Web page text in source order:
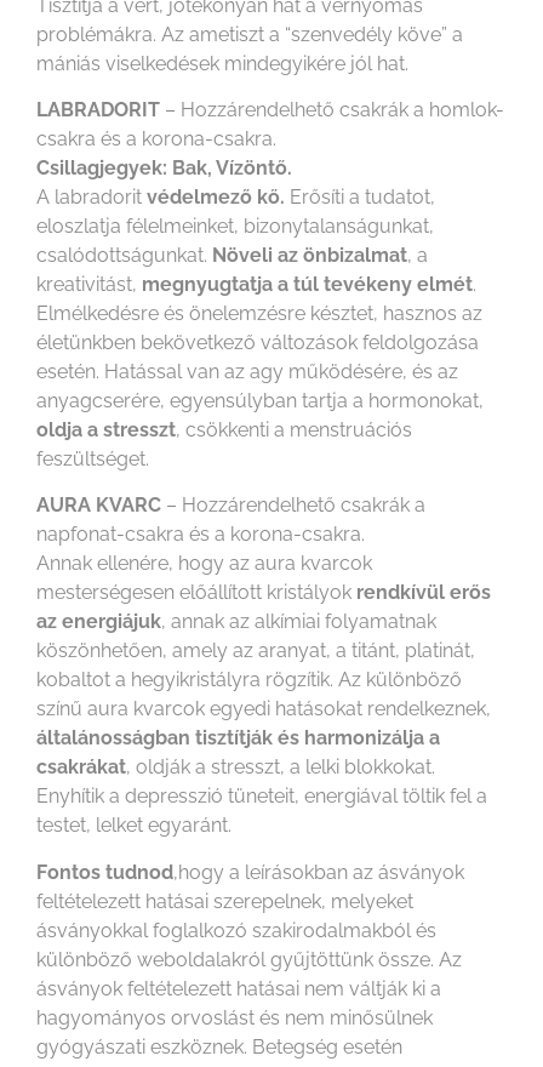
Tisztítja a vért, jótékonyan hat a vérnyomás
problémákra. Az ametiszt a “szenvedély köve” a
mániás viselkedések mindegyikére jól hat.
LABRADORIT – Hozzárendelhető csakrák a homlok-
csakra és a korona-csakra.
Csillagjegyek: Bak, Vízöntő.
A labradorit védelmező kő. Erősíti a tudatot,
eloszlatja félelmeinket, bizonytalanságunkat,
csalódottságunkat. Növeli az önbizalmat, a
kreativitást, megnyugtatja a túl tevékeny elmét.
Elmélkedésre és önelemzésre késztet, hasznos az
életünkben bekövetkező változások feldolgozása
esetén. Hatással van az agy működésére, és az
anyagcserére, egyensúlyban tartja a hormonokat,
oldja a stresszt, csökkenti a menstruációs
feszültséget.
AURA KVARC – Hozzárendelhető csakrák a
napfonat-csakra és a korona-csakra.
Annak ellenére, hogy az aura kvarcok
mesterségesen előállított kristályok rendkívül erős
az energiájuk, annak az alkímiai folyamatnak
köszönhetően, amely az aranyat, a titánt, platinát,
kobaltot a hegyikristályra rögzítik. Az különböző
színű aura kvarcok egyedi hatásokat rendelkeznek,
általánosságban tisztítják és harmonizálja a
csakrákat, oldják a stresszt, a lelki blokkokat.
Enyhítik a depresszió tüneteit, energiával töltik fel a
testet, lelket egyaránt.
Fontos tudnod,hogy a leírásokban az ásványok
feltételezett hatásai szerepelnek, melyeket
ásványokkal foglalkozó szakirodalmakból és
különböző weboldalakról gyűjtöttünk össze. Az
ásványok feltételezett hatásai nem váltják ki a
hagyományos orvoslást és nem minősülnek
gyógyászati eszköznek. Betegség esetén